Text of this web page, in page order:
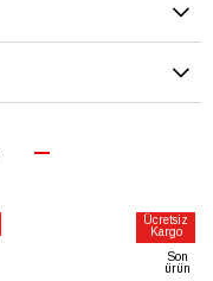
Ücretsiz
Kargo
Son
ürün